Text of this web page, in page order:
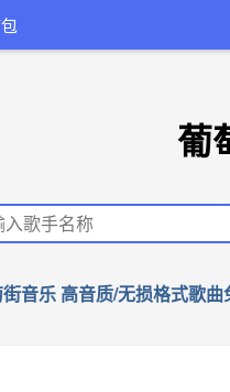
葡
音乐 高音质/无损格式歌